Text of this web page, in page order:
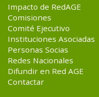
Impacto de RedAGE
Comisiones
Comité Ejecutivo
Instituciones Asociadas
Personas Socias
Redes Nacionales
Difundir en Red AGE
Contactar